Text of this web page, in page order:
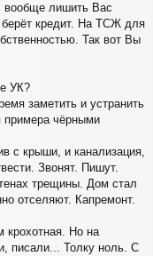
вообще лишить Вас
кредит. На ТСЖ для
Так вот Вы
УК?
заметить и устранить
примера чёрными
с крыши, и канализация,
Звонят. Пишут.
трещины. Дом стал
отселяют. Капремонт.
крохотная. Но на
писали... Толку ноль. С